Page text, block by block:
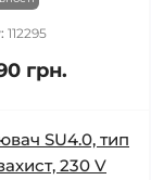
112295
грн.
SU4.0, тип
230 V